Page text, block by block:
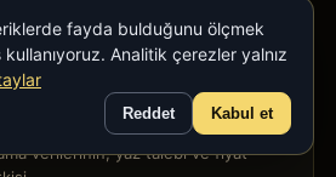
Emtia
sezonu fiyata ne söylüyor?
verilerinin, yaz talebi ve fiyat
fayda bulduğunu ölçmek
Analitik çerezler yalnız
Reddet Kabul et